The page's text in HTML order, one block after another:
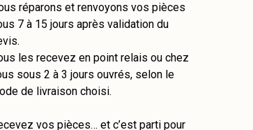
réparons et renvoyons vos pièces
7 à 15 jours après validation du
les recevez en point relais ou chez
sous 2 à 3 jours ouvrés, selon le
de livraison choisi.
vos pièces… et c’est parti pour